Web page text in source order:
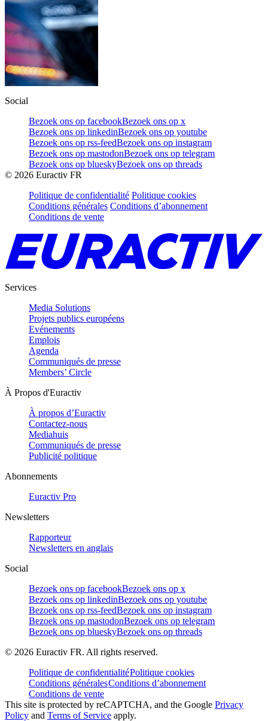
Social
Bezoek ons op facebookBezoek ons op x
Bezoek ons op linkedinBezoek ons op youtube
Bezoek ons op rss-feedBezoek ons op instagram
Bezoek ons op mastodonBezoek ons op telegram
Bezoek ons op blueskyBezoek ons op threads
© 2026 Euractiv FR
Politique de confidentialité Politique cookies
Conditions générales Conditions d’abonnement
Conditions de vente
Services
Media Solutions
Projets publics européens
Evénements
Emplois
Agenda
Communiqués de presse
Members’ Circle
À Propos d'Euractiv
À propos d’Euractiv
Contactez-nous
Mediahuis
Communiqués de presse
Publicité politique
Abonnements
Euractiv Pro
Newsletters
Rapporteur
Newsletters en anglais
Social
Bezoek ons op facebookBezoek ons op x
Bezoek ons op linkedinBezoek ons op youtube
Bezoek ons op rss-feedBezoek ons op instagram
Bezoek ons op mastodonBezoek ons op telegram
Bezoek ons op blueskyBezoek ons op threads
© 2026 Euractiv FR. All rights reserved.
Politique de confidentialitéPolitique cookies
Conditions généralesConditions d’abonnement
Conditions de vente
This site is protected by reCAPTCHA, and the Google Privacy
Policy and Terms of Service apply.